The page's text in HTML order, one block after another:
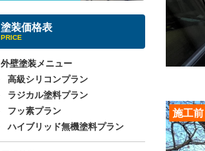
施工前
塗装価格表
PRICE
外壁塗装メニュー
高級シリコンプラン
ラジカル塗料プラン
フッ素プラン
ハイブリッド無機塗料プラン